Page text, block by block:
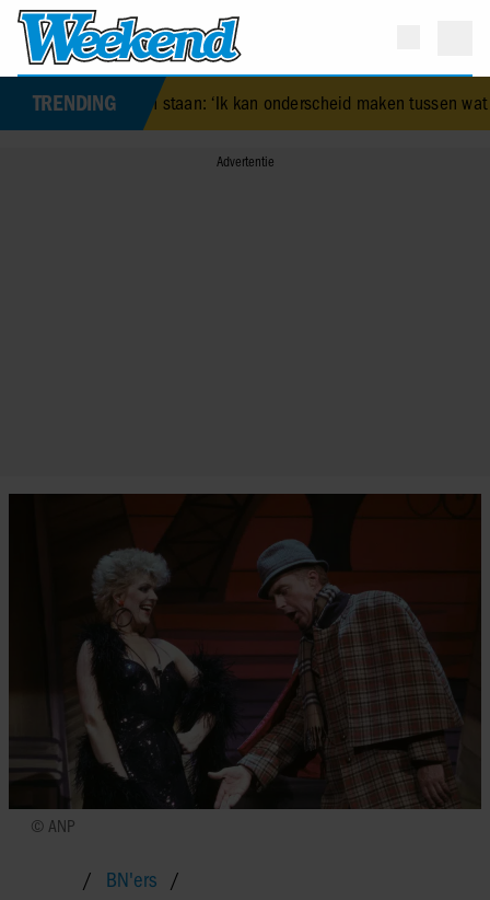
TRENDING
Leen staan: ‘Ik kan onderscheid maken tussen wat verhaal en
© ANP
BN'ers